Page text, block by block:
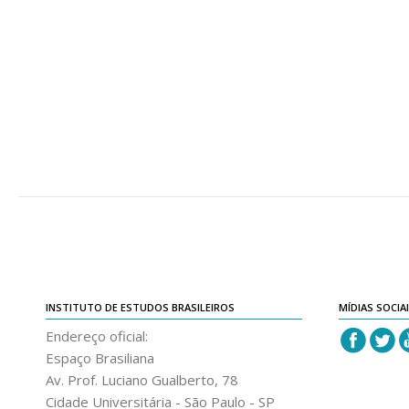
INSTITUTO DE ESTUDOS BRASILEIROS
Endereço oficial:
Espaço Brasiliana
Av. Prof. Luciano Gualberto, 78
Cidade Universitária - São Paulo - SP
MÍDIAS